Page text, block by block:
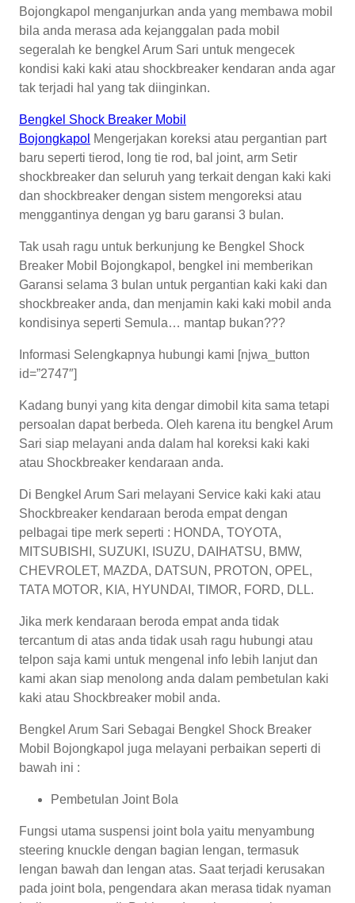
Bojongkapol menganjurkan anda yang membawa mobil
bila anda merasa ada kejanggalan pada mobil
segeralah ke bengkel Arum Sari untuk mengecek
kondisi kaki kaki atau shockbreaker kendaran anda agar
tak terjadi hal yang tak diinginkan.
Bengkel Shock Breaker Mobil
Bojongkapol Mengerjakan koreksi atau pergantian part
baru seperti tierod, long tie rod, bal joint, arm Setir
shockbreaker dan seluruh yang terkait dengan kaki kaki
dan shockbreaker dengan sistem mengoreksi atau
menggantinya dengan yg baru garansi 3 bulan.
Tak usah ragu untuk berkunjung ke Bengkel Shock
Breaker Mobil Bojongkapol, bengkel ini memberikan
Garansi selama 3 bulan untuk pergantian kaki kaki dan
shockbreaker anda, dan menjamin kaki kaki mobil anda
kondisinya seperti Semula… mantap bukan???
Informasi Selengkapnya hubungi kami [njwa_button
id=”2747″]
Kadang bunyi yang kita dengar dimobil kita sama tetapi
persoalan dapat berbeda. Oleh karena itu bengkel Arum
Sari siap melayani anda dalam hal koreksi kaki kaki
atau Shockbreaker kendaraan anda.
Di Bengkel Arum Sari melayani Service kaki kaki atau
Shockbreaker kendaraan beroda empat dengan
pelbagai tipe merk seperti : HONDA, TOYOTA,
MITSUBISHI, SUZUKI, ISUZU, DAIHATSU, BMW,
CHEVROLET, MAZDA, DATSUN, PROTON, OPEL,
TATA MOTOR, KIA, HYUNDAI, TIMOR, FORD, DLL.
Jika merk kendaraan beroda empat anda tidak
tercantum di atas anda tidak usah ragu hubungi atau
telpon saja kami untuk mengenal info lebih lanjut dan
kami akan siap menolong anda dalam pembetulan kaki
kaki atau Shockbreaker mobil anda.
Bengkel Arum Sari Sebagai Bengkel Shock Breaker
Mobil Bojongkapol juga melayani perbaikan seperti di
bawah ini :
Pembetulan Joint Bola
Fungsi utama suspensi joint bola yaitu menyambung
steering knuckle dengan bagian lengan, termasuk
lengan bawah dan lengan atas. Saat terjadi kerusakan
pada joint bola, pengendara akan merasa tidak nyaman